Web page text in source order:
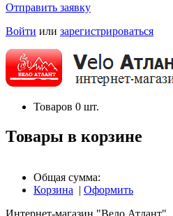
Отправить заявку
Войти или зарегистрироваться
Товаров 0 шт.
Товары в корзине
Общая сумма:
Корзина | Оформить
Интернет-магазин "Вело Атлант"